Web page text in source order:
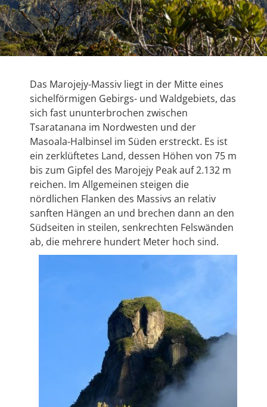
Das Marojejy-Massiv liegt in der Mitte eines
sichelförmigen Gebirgs- und Waldgebiets, das
sich fast ununterbrochen zwischen
Tsaratanana im Nordwesten und der
Masoala-Halbinsel im Süden erstreckt. Es ist
ein zerklüftetes Land, dessen Höhen von 75 m
bis zum Gipfel des Marojejy Peak auf 2.132 m
reichen. Im Allgemeinen steigen die
nördlichen Flanken des Massivs an relativ
sanften Hängen an und brechen dann an den
Südseiten in steilen, senkrechten Felswänden
ab, die mehrere hundert Meter hoch sind.